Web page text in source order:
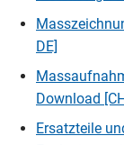
DE]
Download
Ersatzteile